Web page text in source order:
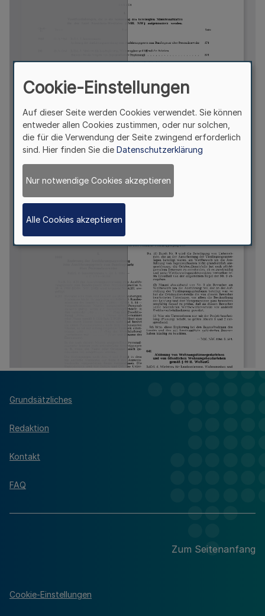
Grundsätzliches
Redaktion
Kontakt
FAQ
Zum Seitenanfang
Cookie-Einstellungen
Cookie-Einstellungen
Auf dieser Seite werden Cookies verwendet. Sie können
entweder allen Cookies zustimmen, oder nur solchen,
die für die Verwendung der Seite zwingend erforderlich
sind. Hier finden Sie die Datenschutzerklärung
Nur notwendige Cookies akzeptieren
Alle Cookies akzeptieren